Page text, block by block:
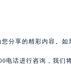
您分享的精彩内容。
电话进行咨询，我们